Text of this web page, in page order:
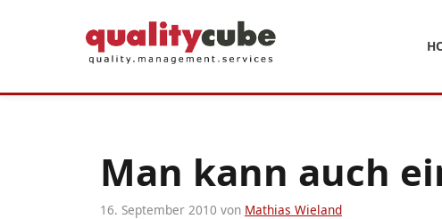
Man kann auch
16. September 2010 von Mathias Wieland